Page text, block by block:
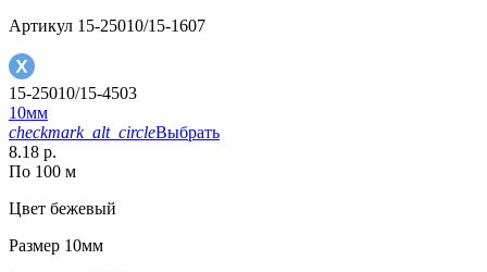
Артикул 15-25010/15-1607
15-25010/15-4503
10мм
checkmark_alt_circleВыбрать
8.18 р.
По 100 м
Цвет бежевый
Размер 10мм